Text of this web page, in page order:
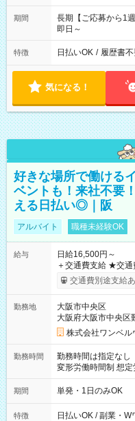
期間
長期【ご応募から1
即日～
特徴 日払いOK / 履歴書
気になる！
好きな場所で働ける
ベントも！来社不要
える日払い◎｜阪
アルバイト 職種未経験OK
給与
日給16,500円～
＋交通費支給 ★交通費全額支給！ ★日払いOK！（規定あり） ┗
働いたその日に現
交通費別途支給
勤務地
大阪市中央区
大阪府大阪市中央区
株式会社ワンベル
勤務時間
勤務時間は指定なし
変形労働時間制 想定労働時間
00～20：00
期間 単発・1日のみOK
特徴 日払いOK / 副業・